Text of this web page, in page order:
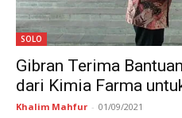
SOLO
Gibran Terima
dari Kimia Farma
Khalim Mahfur - 01/09/2021